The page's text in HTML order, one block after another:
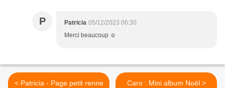
P Patricia 05/12/2023 06:30
Merci beaucoup ☺️
< Patricia - Page petit renne
Caro : Mini album Noël >